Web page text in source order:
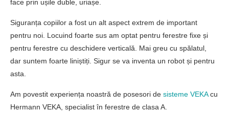
face prin ușile duble, uriașe.
Siguranța copiilor a fost un alt aspect extrem de important
pentru noi. Locuind foarte sus am optat pentru ferestre fixe și
pentru ferestre cu deschidere verticală. Mai greu cu spălatul,
dar suntem foarte liniștiți. Sigur se va inventa un robot și pentru
asta.
Am povestit experiența noastră de posesori de sisteme VEKAcu
Hermann VEKA, specialist în ferestre de clasa A.